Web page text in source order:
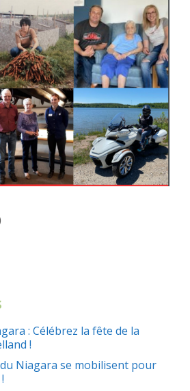
: Célébrez la fête de la
!
Niagara se mobilisent pour